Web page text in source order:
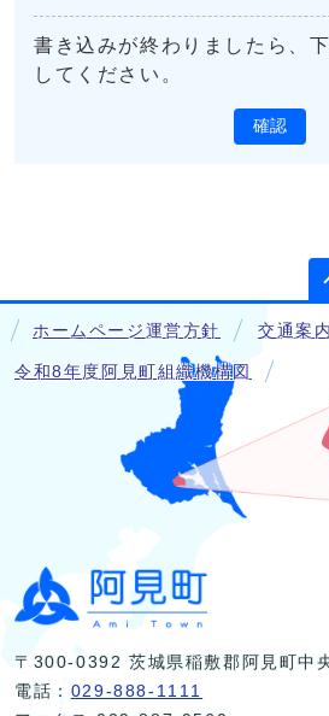
書き込みが終わりましたら、
してください。
確認
ホームページ運営方針 交通案内
令和8年度阿見町組織機構図
〒300-0392 茨城県稲敷郡阿見町中
電話： 029-888-1111